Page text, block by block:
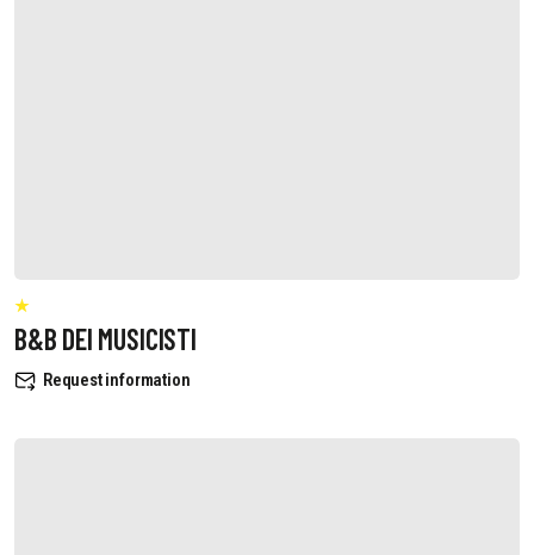
B&B DEI MUSICISTI
Request information